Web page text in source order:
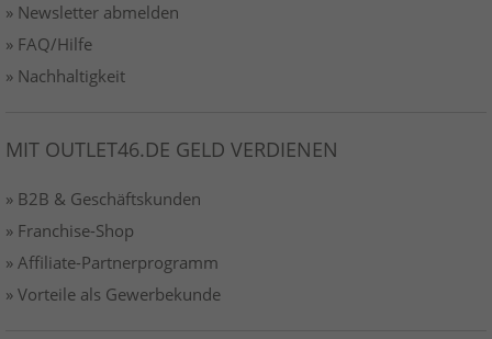
» Newsletter abmelden
» FAQ/Hilfe
» Nachhaltigkeit
MIT OUTLET46.DE GELD VERDIENEN
» B2B & Geschäftskunden
» Franchise-Shop
» Affiliate-Partnerprogramm
» Vorteile als Gewerbekunde